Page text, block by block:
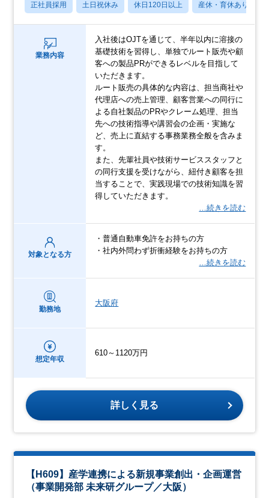
正社員採用 土日祝休み 休日120日以上 産休・育休あり
業務内容
入社後はOJTを通じて、半年以内に溶接の
基礎技術を習得し、単独でルート販売や顧
客への製品PRができるレベルを目指して
いただきます。
ルート販売の具体的な内容は、担当商社や
代理店への売上管理、顧客営業への同行に
よる自社製品のPRやクレーム処理、担当
先への技術指導や講習会の企画・実施な
ど、売上に直結する事務業務全般を含みま
す。
また、先輩社員や技術サービススタッフと
の同行支援を受けながら、紐付き顧客を担
当することで、実践現場での技術知識を習
得していただきます。
…続きを読む
対象となる方
・普通自動車免許をお持ちの方
・社内外問わず折衝経験をお持ちの方
…続きを読む
勤務地
大阪府
想定年収
610～1120万円
詳しく見る
【H609】産学連携による新規事業創出・企画運営
（事業開発部 未来研グループ／大阪）